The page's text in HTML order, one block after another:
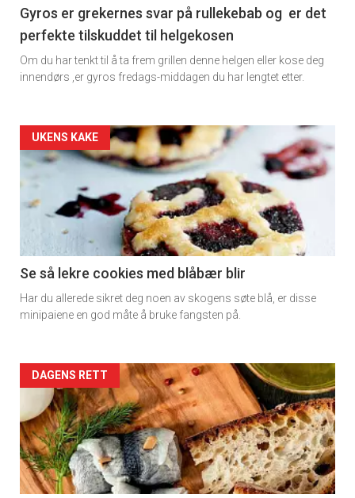
11
Dagens
rett
Gyros er grekernes svar på rullekebab og er det
perfekte tilskuddet til helgekosen
Om du har tenkt til å ta frem grillen denne helgen eller kose deg
innendørs ,er gyros fredags-middagen du har lengtet etter.
Artikler
detail
-
section
11
Dagens
UKENS KAKE
Se så lekre cookies med blåbær blir
Har du allerede sikret deg noen av skogens søte blå, er disse
minipaiene en god måte å bruke fangsten på.
Artikler
detail
-
section
DAGENS RETT